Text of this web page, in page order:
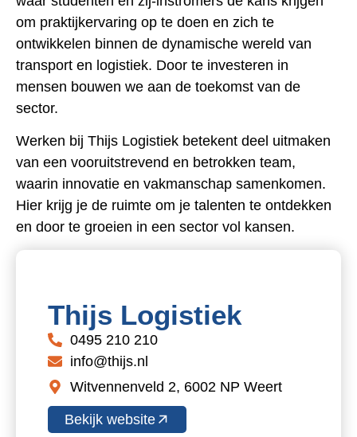
om praktijkervaring op te doen en zich te
ontwikkelen binnen de dynamische wereld van
transport en logistiek. Door te investeren in
mensen bouwen we aan de toekomst van de
sector.
Werken bij Thijs Logistiek betekent deel uitmaken
van een vooruitstrevend en betrokken team,
waarin innovatie en vakmanschap samenkomen.
Hier krijg je de ruimte om je talenten te ontdekken
en door te groeien in een sector vol kansen.
Thijs Logistiek
0495 210 210
info@thijs.nl
Witvennenveld 2, 6002 NP Weert
Bekijk website